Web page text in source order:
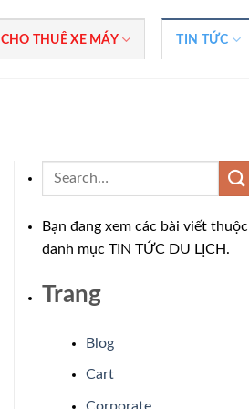
CHO THUÊ XE MÁY TIN TỨC
Bạn đang xem các bài viết thuộc
danh mục TIN TỨC DU LỊCH.
Trang
Blog
Cart